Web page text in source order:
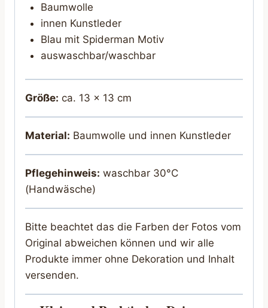
Baumwolle
innen Kunstleder
Blau mit Spiderman Motiv
auswaschbar/waschbar
Größe: ca. 13 x 13 cm
Material: Baumwolle und innen Kunstleder
Pflegehinweis: waschbar 30°C
(Handwäsche)
Bitte beachtet das die Farben der Fotos vom
Original abweichen können und wir alle
Produkte immer ohne Dekoration und Inhalt
versenden.